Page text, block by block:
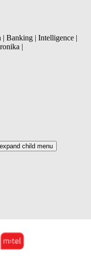
| Banking | Intelligence |
|
expand child menu